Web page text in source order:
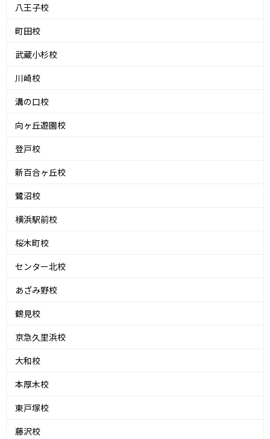
八王子校
町田校
武蔵小杉校
川崎校
溝の口校
向ヶ丘遊園校
登戸校
新百合ヶ丘校
鷺沼校
横浜駅前校
桜木町校
センター北校
あざみ野校
鶴見校
京急久里浜校
大和校
本厚木校
東戸塚校
藤沢校